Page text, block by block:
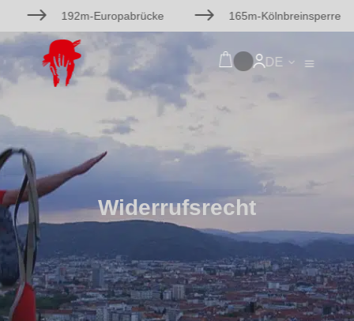
$ 192m-Europabrücke $ 165m-Kölnbreinsperre
DE
Widerrufsrecht